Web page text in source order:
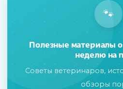
🐾
Полезные материалы
неделю на
Советы ветеринаров,
обзоры